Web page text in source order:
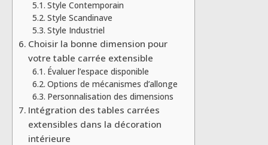
Style Contemporain
Style Scandinave
Style Industriel
Choisir la bonne dimension pour
votre table carrée extensible
Évaluer l’espace disponible
Options de mécanismes d’allonge
Personnalisation des dimensions
Intégration des tables carrées
extensibles dans la décoration
intérieure